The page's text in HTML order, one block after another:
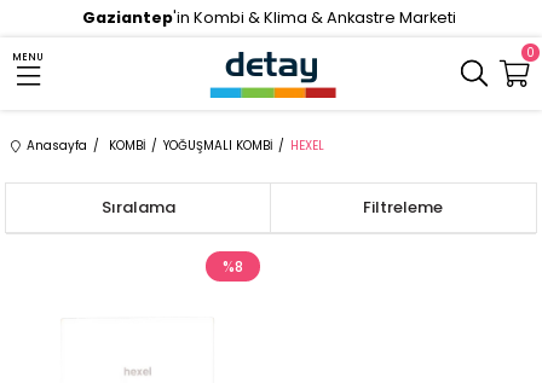
Gaziantep'in Kombi & Klima & Ankastre Marketi
MENU 0
Anasayfa KOMBİ YOĞUŞMALI KOMBİ HEXEL
Filtreleme
Sıralama
%8